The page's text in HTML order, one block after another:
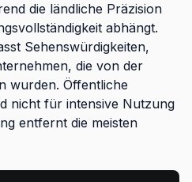
die ländliche Präzision
abhängt.
Sehenswürdigkeiten,
die von der
wurden. Öffentliche
nicht für intensive Nutzung
entfernt die meisten